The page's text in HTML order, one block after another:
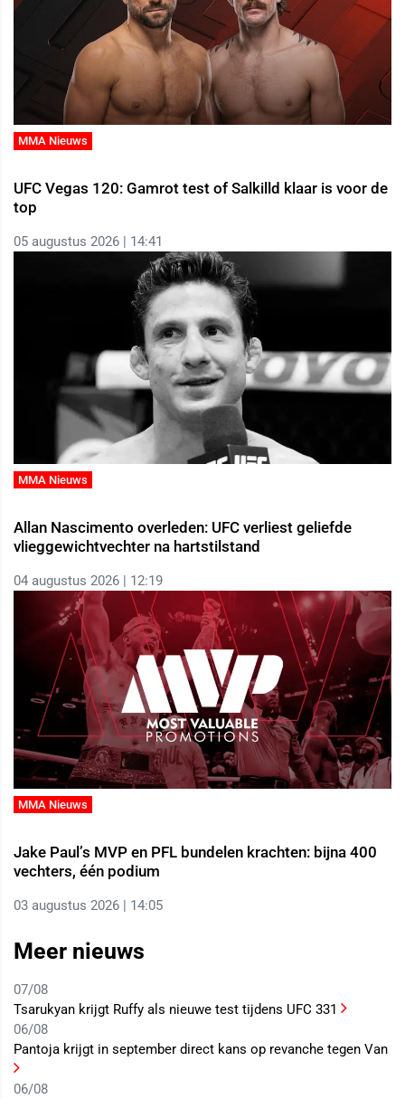
MMA Nieuws
UFC Vegas 120: Gamrot test of Salkilld klaar is voor de
top
05 augustus 2026 | 14:41
MMA Nieuws
Allan Nascimento overleden: UFC verliest geliefde
vlieggewichtvechter na hartstilstand
04 augustus 2026 | 12:19
MMA Nieuws
Jake Paul’s MVP en PFL bundelen krachten: bijna 400
vechters, één podium
03 augustus 2026 | 14:05
Meer nieuws
07/08
Tsarukyan krijgt Ruffy als nieuwe test tijdens UFC 331
06/08
Pantoja krijgt in september direct kans op revanche tegen Van
06/08